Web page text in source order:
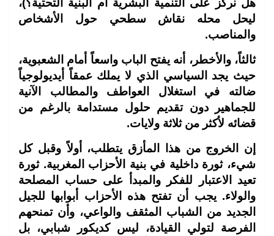
هل نركز على التنمية البشرية أم البنية التحتية؟)،
ليحل محله نقاش سطحي حول الأشخاص
والمناصب.
ثالثاً، والأخطر، أنه يفتح الباب واسعاً أمام الشعبوية،
حيث يجد السياسي الذي لا يملك عمقاً أيديولوجياً
ضالته في استغلال العواطف والمطالب الآنية
للجماهير دون تقديم حلول مستدامة بالرغم من
قضائه لأكثر من ثلاثة ولايات.
إن الخروج من هذا المأزق يتطلب، أولاً وقبل كل
شيء، ثورة داخلية في بنية الأحزاب المغربية. ثورة
تعيد الاعتبار للفكر والمبدأ على حساب المصلحة
والولاء. يجب أن تفتح هذه الأحزاب أبوابها للجيل
الجديد من الشباب المثقف والواعي، وأن تمنحهم
الفرصة لتولي القيادة، ليس كديكور شبابي، بل